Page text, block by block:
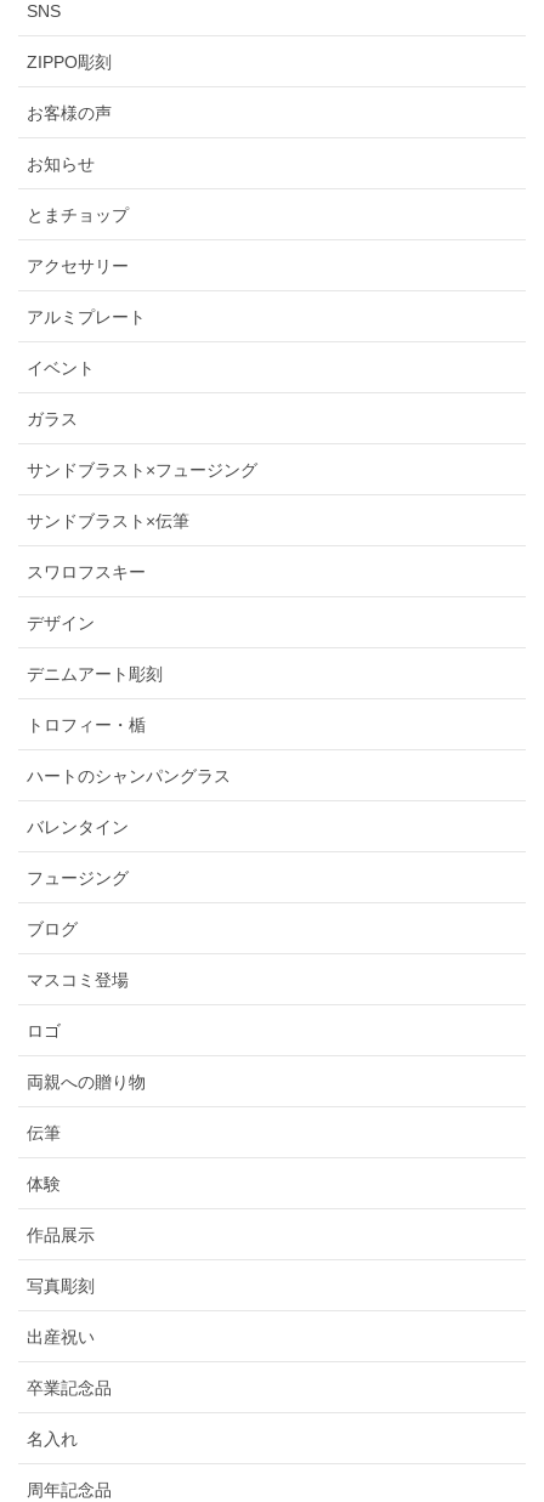
SNS
ZIPPO彫刻
お客様の声
お知らせ
とまチョップ
アクセサリー
アルミプレート
イベント
ガラス
サンドブラスト×フュージング
サンドブラスト×伝筆
スワロフスキー
デザイン
デニムアート彫刻
トロフィー・楯
ハートのシャンパングラス
バレンタイン
フュージング
ブログ
マスコミ登場
ロゴ
両親への贈り物
伝筆
体験
作品展示
写真彫刻
出産祝い
卒業記念品
名入れ
周年記念品